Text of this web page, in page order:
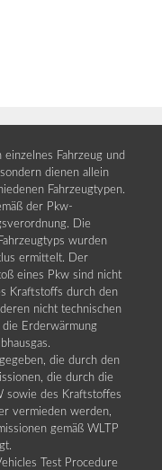
Fahrzeug und
dienen allein
Fahrzeugtypen.
der Pkw-
Die
wurden
ermittelt. Der
eines Pkw sind nicht
Kraftstoffs durch den
nicht technischen
Erderwärmung
die durch den
die durch die
sowie des Kraftstoffes
vermieden werden,
gemäß WLTP
Test Procedure